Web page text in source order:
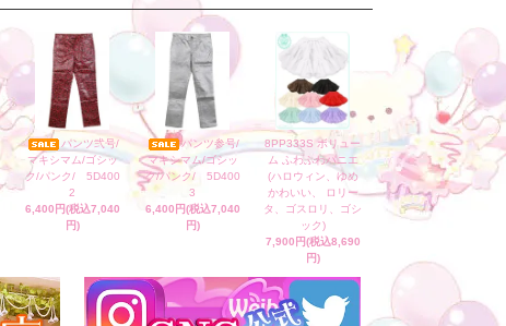
パンツ弐号/
マキシマム/ゴシッ
ク/パンク/ 5D400
2
6,400円(税込7,040
円)
パンツ参号/
マキシマム/ゴシッ
ク/パンク/ 5D400
3
6,400円(税込7,040
円)
8PP333S ボリュー
ム ふわふわパニエ
(ハロウィン、ゆめ
かわいい、 ロリー
タ、ゴスロリ、ゴシ
ック)
7,900円(税込8,690
円)